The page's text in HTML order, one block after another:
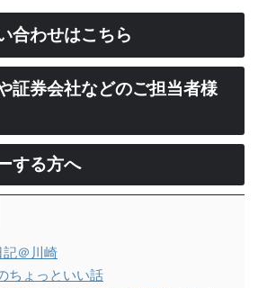
合わせはこちら
証券会社などのご担当者様
する方へ
記＠川崎
ちょっといい話